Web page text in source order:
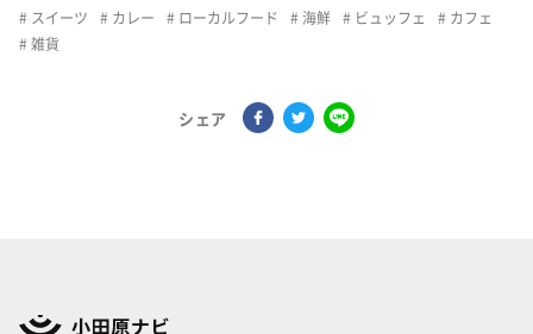
スイーツ カレー ローカルフード 海鮮 ビュッフェ
カフェ
雑貨
シェア